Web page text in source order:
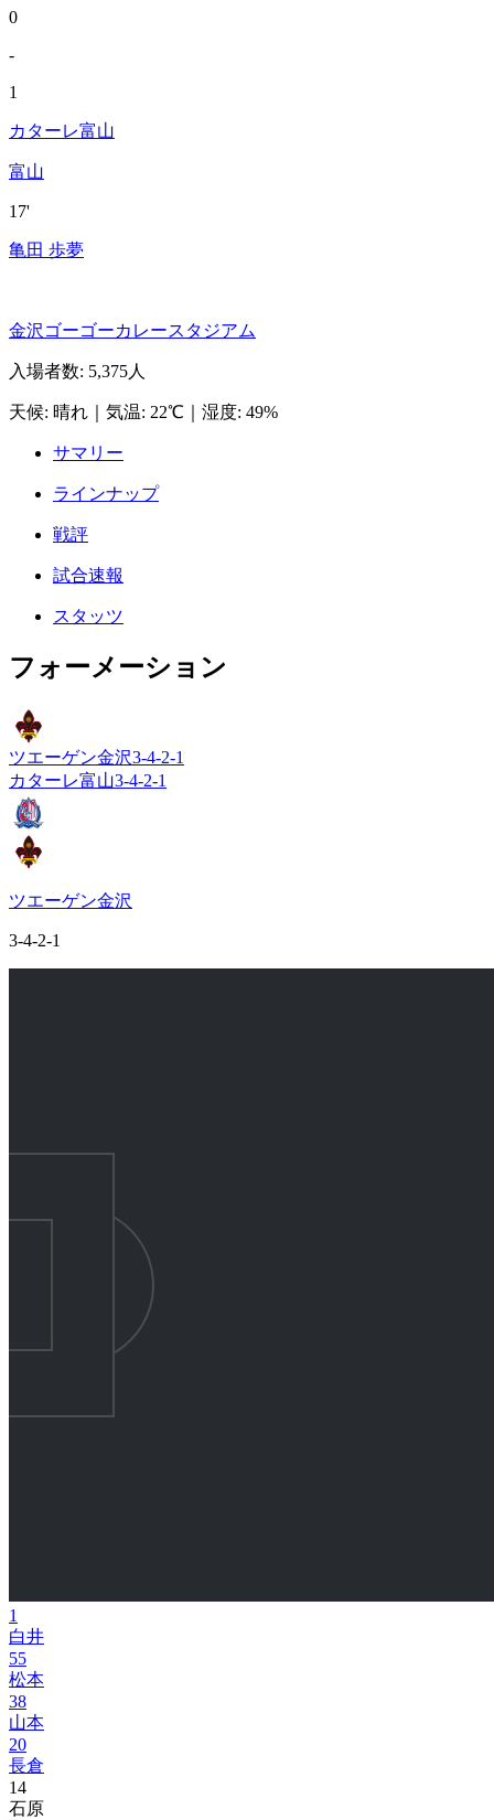
0
-
1
カターレ富山
富山
17'
亀田 歩夢
金沢ゴーゴーカレースタジアム
入場者数: 5,375人
天候: 晴れ 気温: 22℃ 湿度: 49%
サマリー
ラインナップ
戦評
試合速報
スタッツ
フォーメーション
ツエーゲン金沢3-4-2-1
カターレ富山3-4-2-1
ツエーゲン金沢
3-4-2-1
1
白井
55
松本
38
山本
20
長倉
14
石原